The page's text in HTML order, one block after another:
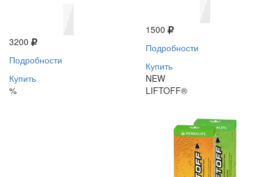
3200
Подробности
Купить
%
1500
Подробности
Купить
NEW
LIFTOFF®